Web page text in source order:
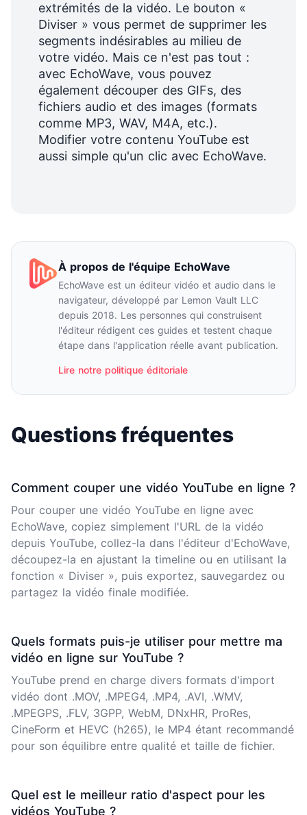
extrémités de la vidéo. Le bouton «
Diviser » vous permet de supprimer les
segments indésirables au milieu de
votre vidéo. Mais ce n'est pas tout :
avec EchoWave, vous pouvez
également découper des GIFs, des
fichiers audio et des images (formats
comme MP3, WAV, M4A, etc.).
Modifier votre contenu YouTube est
aussi simple qu'un clic avec EchoWave.
À propos de l'équipe EchoWave
EchoWave est un éditeur vidéo et audio dans le
navigateur, développé par Lemon Vault LLC
depuis 2018. Les personnes qui construisent
l'éditeur rédigent ces guides et testent chaque
étape dans l'application réelle avant publication.
Lire notre politique éditoriale
Questions fréquentes
Comment couper une vidéo YouTube en ligne ?
Pour couper une vidéo YouTube en ligne avec
EchoWave, copiez simplement l'URL de la vidéo
depuis YouTube, collez-la dans l'éditeur d'EchoWave,
découpez-la en ajustant la timeline ou en utilisant la
fonction « Diviser », puis exportez, sauvegardez ou
partagez la vidéo finale modifiée.
Quels formats puis-je utiliser pour mettre ma
vidéo en ligne sur YouTube ?
YouTube prend en charge divers formats d'import
vidéo dont .MOV, .MPEG4, .MP4, .AVI, .WMV,
.MPEGPS, .FLV, 3GPP, WebM, DNxHR, ProRes,
CineForm et HEVC (h265), le MP4 étant recommandé
pour son équilibre entre qualité et taille de fichier.
Quel est le meilleur ratio d'aspect pour les
vidéos YouTube ?